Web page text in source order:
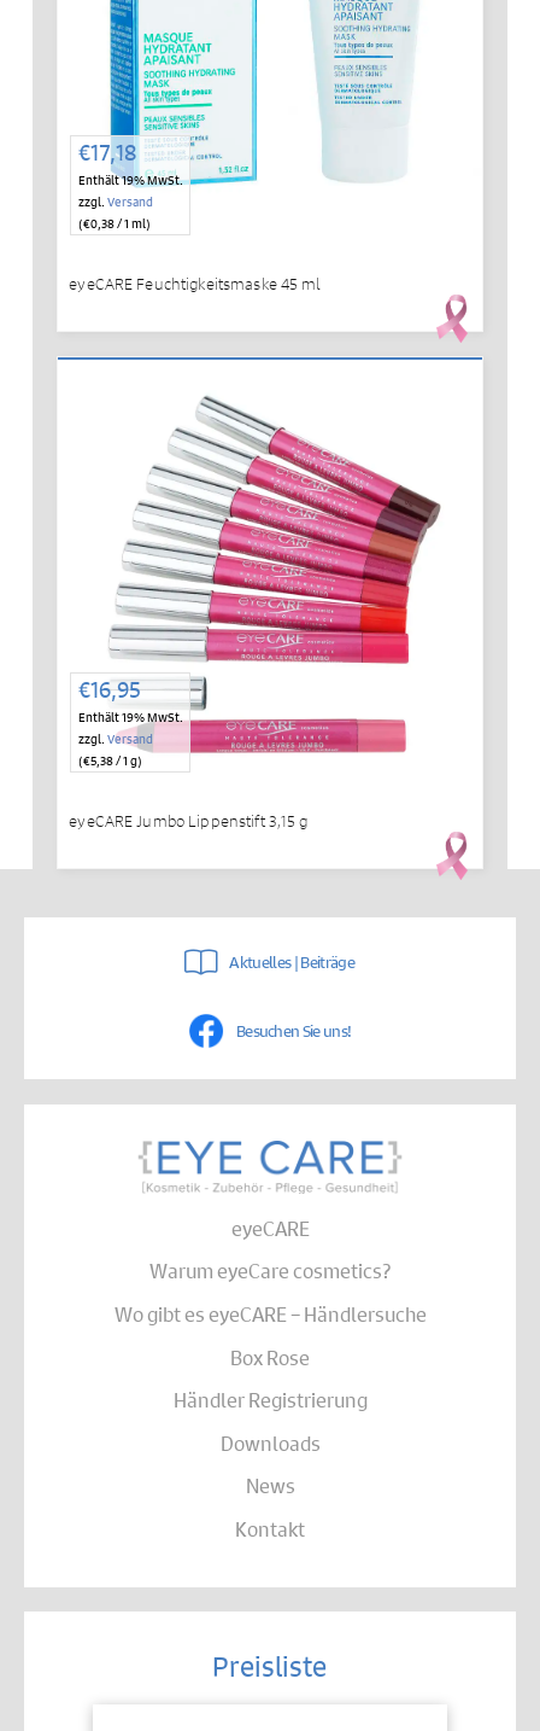
€17,18
Enthält 19% MwSt.
zzgl. Versand
(€0,38/ 1 ml)
eyeCARE Feuchtigkeitsmaske 45 ml
€16,95
Enthält 19% MwSt.
zzgl. Versand
(€5,38/ 1 g)
eyeCARE Jumbo Lippenstift 3,15 g
Aktuelles | Beiträge
Besuchen Sie uns!
eyeCARE
Warum eyeCare cosmetics?
Wo gibt es eyeCARE – Händlersuche
Box Rose
Händler Registrierung
Downloads
News
Kontakt
Preisliste